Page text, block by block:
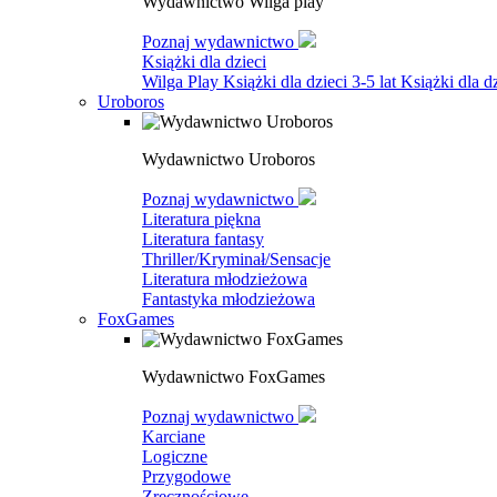
Poznaj wydawnictwo
Książki dla dzieci
Wilga Play Książki dla dzieci 3-5 lat Książki dla
Uroboros
Wydawnictwo Uroboros
Poznaj wydawnictwo
Literatura piękna
Literatura fantasy
Thriller/Kryminał/Sensacje
Literatura młodzieżowa
Fantastyka młodzieżowa
FoxGames
Wydawnictwo FoxGames
Poznaj wydawnictwo
Karciane
Logiczne
Przygodowe